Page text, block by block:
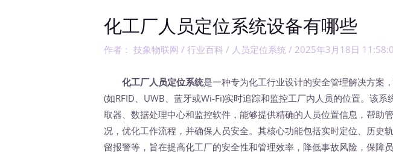
化工厂人员定位系统设备有哪些
作者： 技象物联网/行业百科 / 人员定位系统 / 2025年3月18日
化工厂人员定位系统是一种专为化工行业设计的安全管理解决方案
(如RFID、UWB、蓝牙或Wi-Fi)实时追踪和监控工厂内人员的位置。该系
取器、数据处理中心和监控软件，能够提供精确的人员位置信息，帮助
况，优化工作流程，并确保人员安全。其核心功能包括实时定位、历史
留报警等，旨在提高化工厂的安全性和管理效率，降低事故风险，保障